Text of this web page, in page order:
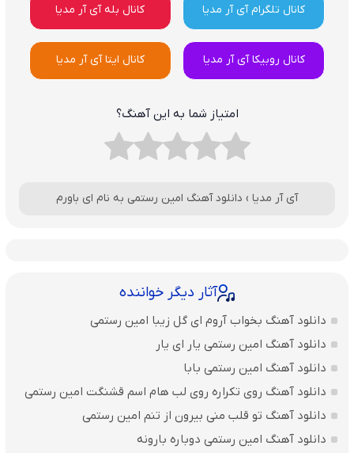
کانال تلگرام آی آر مدیا کانال بله آی آر مدیا
کانال روبیکا آی آر مدیا کانال ایتا آی آر مدیا
امتیاز شما به این آهنگ؟
آی آر مدیا › دانلود آهنگ امین رستمی به نام ای باورم
آثار دیگر خواننده
دانلود آهنگ بخواب آروم ای گل زیبا امین رستمی
دانلود آهنگ امین رستمی یار ای یار
دانلود آهنگ امین رستمی بابا
دانلود آهنگ روی تکراره روی لب هام اسم قشنگت امین رستمی
دانلود آهنگ تو قلب منی بیرون از تنم امین رستمی
دانلود آهنگ امین رستمی دوباره بارونه